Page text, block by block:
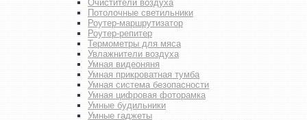
Очистители воздуха
Потолочные светильники
Роутер-маршрутизатор
Роутер-репитер
Термометры для мяса
Увлажнители воздуха
Умная видеоняня
Умная прикроватная тумба
Умная система безопасности
Умная цифровая фоторамка
Умные будильники
Умные гаджеты